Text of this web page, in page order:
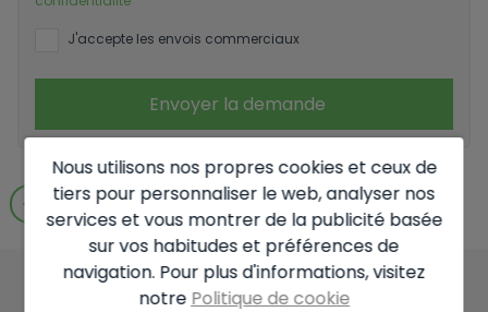
J'accepte les envois commerciaux
Envoyer la demande
Aller aux résultats de la recherche
Nous utilisons nos propres cookies et ceux de
tiers pour personnaliser le web, analyser nos
services et vous montrer de la publicité basée
sur vos habitudes et préférences de
navigation. Pour plus d'informations, visitez
notre Politique de cookie